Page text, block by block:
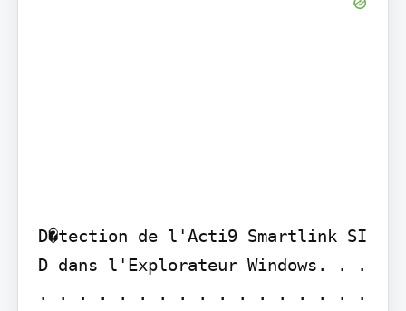
D�tection de l'Acti9 Smartlink SI
D dans l'Explorateur Windows. . .
. . . . . . . . . . . . . . . . .